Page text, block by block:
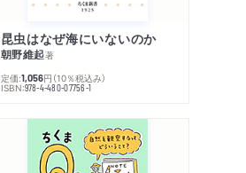
昆虫はなぜ海にいないのか
朝野維起著
定価:1,056円 （10％税込み）
ISBN:978-4-480-07756-1